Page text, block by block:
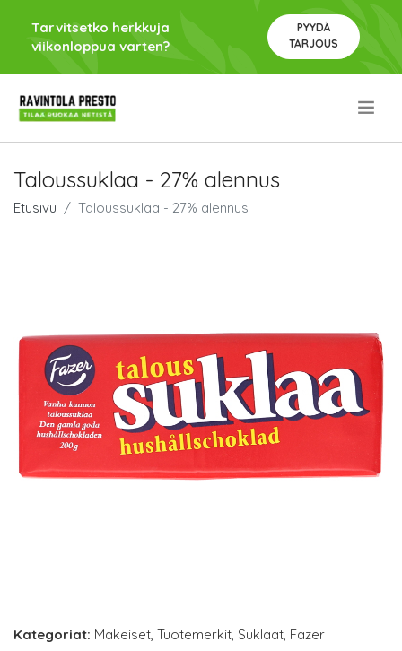
Tarvitsetko herkkuja
viikonloppua varten?
PYYDÄ
TARJOUS
Taloussuklaa - 27% alennus
Etusivu Taloussuklaa - 27% alennus
Kategoriat: Makeiset, Tuotemerkit, Suklaat, Fazer